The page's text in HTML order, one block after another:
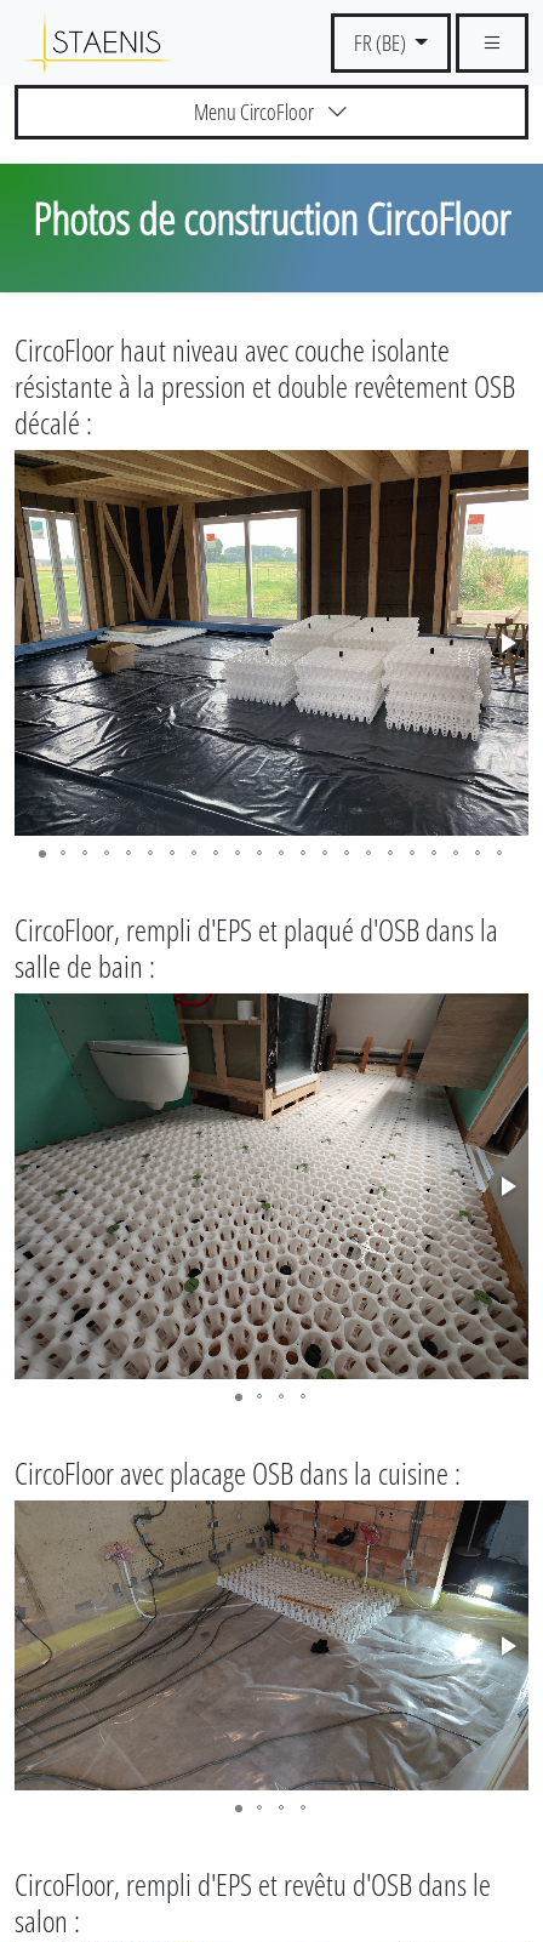
FR (BE)
Menu CircoFloor
Photos de construction CircoFloor
CircoFloor haut niveau avec couche isolante
résistante à la pression et double revêtement OSB
décalé :
CircoFloor, rempli d'EPS et plaqué d'OSB dans la
salle de bain :
CircoFloor avec placage OSB dans la cuisine :
CircoFloor, rempli d'EPS et revêtu d'OSB dans le
salon :